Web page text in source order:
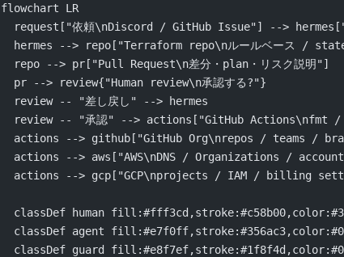
flowchart LR
request["依頼\nDiscord / GitHub Issue"] -->
hermes --> repo["Terraform repo\nルールベース /
  repo --> pr["Pull Request\n差分・plan・リスク説明"]
  pr --> review{"Human review\n承認する?"}
  review -- "差し戻し" --> hermes
review -- "承認" --> actions["GitHub Actions\nfmt
actions --> github["GitHub Org\nrepos / teams /
actions --> aws["AWS\nDNS / Organizations /
actions --> gcp["GCP\nprojects / IAM / billing
classDef human
classDef agent
classDef guard